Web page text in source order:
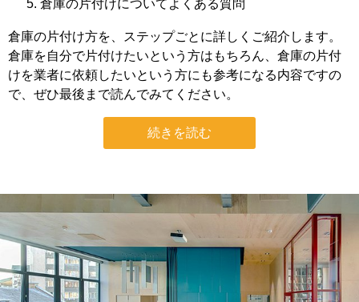
倉庫の片付けについてよくある質問
倉庫の片付け方を、ステップごとに詳しくご紹介します。
倉庫を自分で片付けたいという方はもちろん、倉庫の片付
けを業者に依頼したいという方にも参考になる内容ですの
で、ぜひ最後まで読んでみてください。
続きを読む